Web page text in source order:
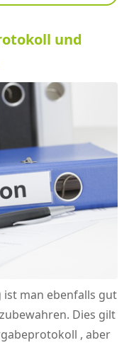
und
ist man ebenfalls gut
Dies gilt
, aber